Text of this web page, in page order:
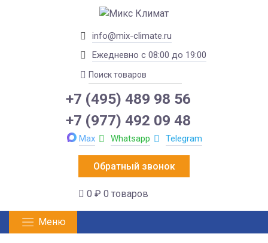
info@mix-climate.ru
Ежедневно с 08:00 до 19:00
+7 (495) 489 98 56
+7 (977) 492 09 48
Max Whatsapp Telegram
Обратный звонок
0 ₽ 0 товаров
Меню